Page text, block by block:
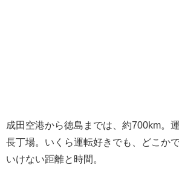
成田空港から徳島までは、約700km。
長丁場。いくら運転好きでも、どこか
いけない距離と時間。